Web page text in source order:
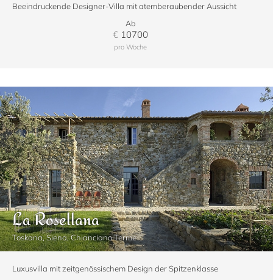
Beeindruckende Designer-Villa mit atemberaubender Aussicht
Ab
€ 10700
pro Woche
La Rosellana
Toskana, Siena, Chianciano Terme
Luxusvilla mit zeitgenössischem Design der Spitzenklasse